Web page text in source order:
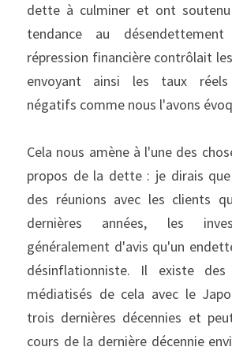
dette à culminer et ont
tendance au
répression financière contrôlait
envoyant ainsi les taux réels
négatifs comme nous l'avons
Cela nous amène à l'une des
propos de la dette : je dirais
des réunions avec les clients
dernières années, les
généralement d'avis qu'un
désinflationniste. Il existe des
médiatisés de cela avec le
trois dernières décennies et
cours de la dernière décennie